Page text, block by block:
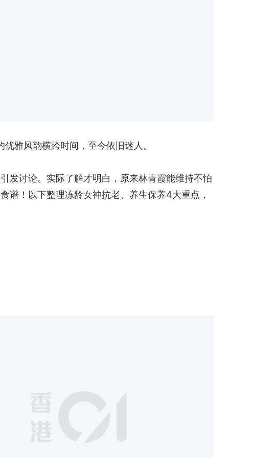
雅风韵横跨时间，至今依旧迷人。
发讨论。实际了解才明白，原来林青霞能维持不怕
谱！以下整理冻龄女神抗老、养生保养4大重点，